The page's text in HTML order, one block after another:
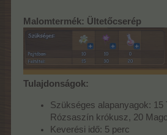
Malomtermék: Ültetőcserép
Tulajdonságok:
Szükséges alapanyagok: 15
Rózsaszín krókusz, 20
Keverési idő: 5 perc